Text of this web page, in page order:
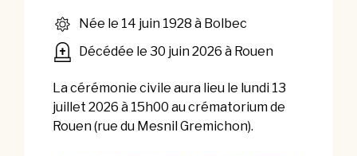
Née le 14 juin 1928 à Bolbec
Décédée le 30 juin 2026 à Rouen
La cérémonie civile aura lieu le lundi 13
juillet 2026 à 15h00 au crématorium de
Rouen (rue du Mesnil Gremichon).